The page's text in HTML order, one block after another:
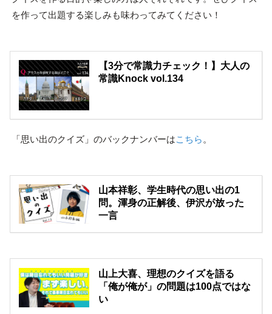
を作って出題する楽しみも味わってみてください！
【3分で常識力チェック！】大人の
常識Knock vol.134
「思い出のクイズ」のバックナンバーはこちら 。
山本祥彰、学生時代の思い出の1
問。渾身の正解後、伊沢が放った
一言
山上大喜、理想のクイズを語る
「俺が俺が」の問題は100点ではな
い